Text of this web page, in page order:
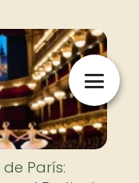
París: